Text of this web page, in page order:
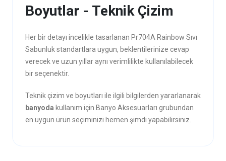
Boyutlar - Teknik Çizim
Her bir detayı incelikle tasarlanan Pr704A Rainbow Sıvı
Sabunluk standartlara uygun, beklentilerinize cevap
verecek ve uzun yıllar aynı verimlilikte kullanılabilecek
bir seçenektir.
Teknik çizim ve boyutları ile ilgili bilgilerden yararlanarak
banyoda kullanım için Banyo Aksesuarları grubundan
en uygun ürün seçiminizi hemen şimdi yapabilirsiniz.